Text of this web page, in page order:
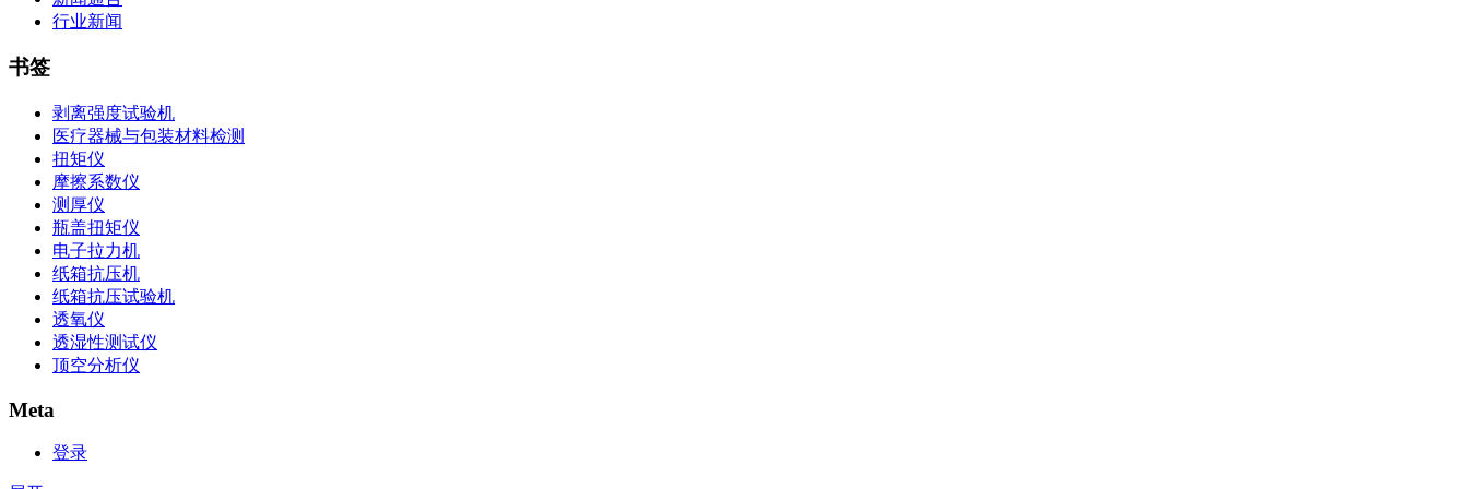
行业新闻
书签
剥离强度试验机
医疗器械与包装材料检测
扭矩仪
摩擦系数仪
测厚仪
瓶盖扭矩仪
电子拉力机
纸箱抗压机
纸箱抗压试验机
透氧仪
透湿性测试仪
顶空分析仪
Meta
登录